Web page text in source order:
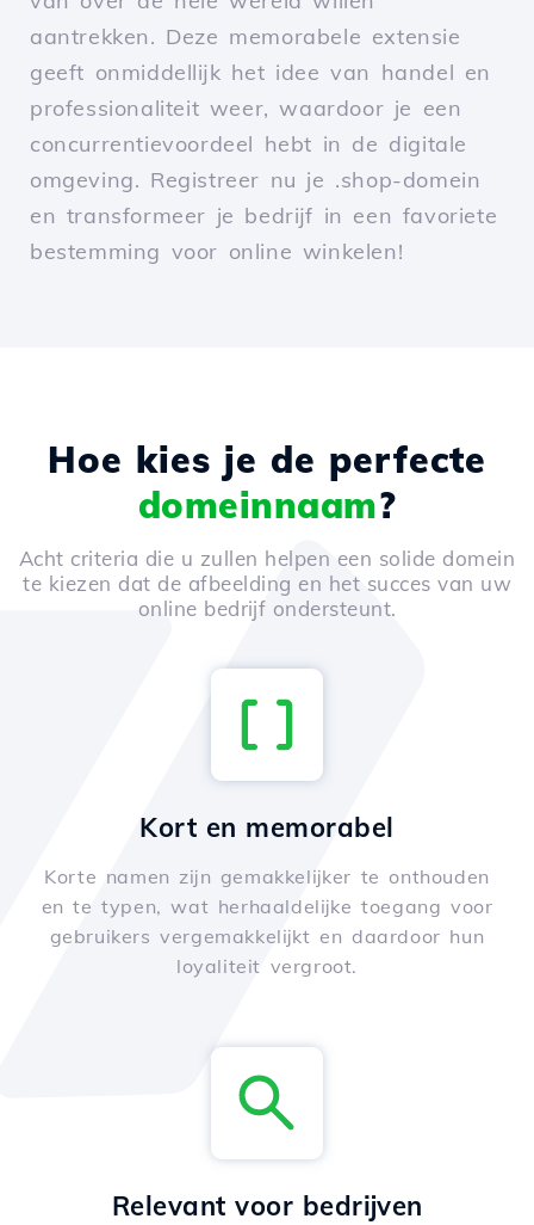
aantrekken. Deze memorabele extensie
geeft onmiddellijk het idee van handel en
professionaliteit weer, waardoor je een
concurrentievoordeel hebt in de digitale
omgeving. Registreer nu je .shop-domein
en transformeer je bedrijf in een favoriete
bestemming voor online winkelen!
Hoe kies je de perfecte
domeinnaam?
Acht criteria die u zullen helpen een solide domein
te kiezen dat de afbeelding en het succes van uw
online bedrijf ondersteunt.
Kort en memorabel
Korte namen zijn gemakkelijker te onthouden
en te typen, wat herhaaldelijke toegang voor
gebruikers vergemakkelijkt en daardoor hun
loyaliteit vergroot.
Relevant voor bedrijven